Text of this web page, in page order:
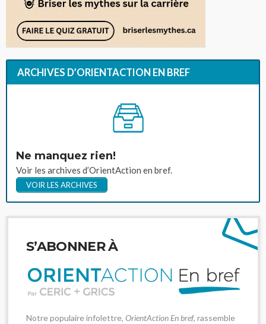
ARCHIVES D’ORIENTACTION EN BREF
Ne manquez rien!
Voir les archives d’OrientAction en bref.
VOIR LES ARCHIVES
S’ABONNER À
Notre populaire infolettre, OrientAction En bref, rassemble